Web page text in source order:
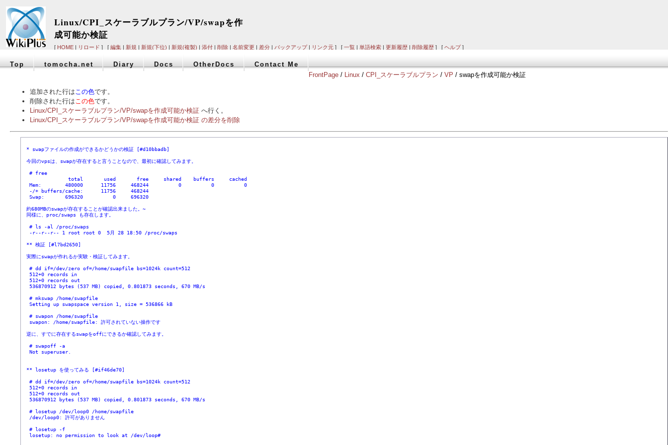
Linux/CPI_スケーラブルプラン/VP/swapを作
成可能か検証
[ HOME | リロード ] [ 編集 | 新規 | 新規(下位) | 新規(複製) | 添付 | 削除 | 名前変更 | 差分 | バックアップ| リンク元 ] [ 一覧 | 単語検索 | 更新履歴 | 削除履歴 ] [ ヘルプ]
Top tomocha.net Diary Docs OtherDocs
Contact Me
FrontPage / Linux / CPI_スケーラブルプラン / VP / swapを作成可能か検証
追加された行は この色です。
削除された行は この色です。
Linux/CPI_スケーラブルプラン/VP/swapを作成可能か検証 へ行く。
Linux/CPI_スケーラブルプラン/VP/swapを作成可能か検証 の差分を削除
* swapファイルの作成ができるかどうかの検証 [#d10bbadb]
今回のvpsは、swapが存在すると言うことなので、最初に確認してみます。
  # free
               total       used       free     shared    buffers     cached
  Mem:        480000      11756     468244          0          0          0
  -/+ buffers/cache:      11756     468244
  Swap:       696320          0     696320
約680MBのswapが存在することが確認出来ました。~
同様に、proc/swaps も存在します。
  # ls -al /proc/swaps
  -r--r--r-- 1 root root 0  5月 28 18:50 /proc/swaps
** 検証 [#l7bd2650]
実際にswapが作れるか実験・検証してみます。
  # dd if=/dev/zero of=/home/swapfile bs=1024k count=512
  512+0 records in
  512+0 records out
  536870912 bytes (537 MB) copied, 0.801873 seconds, 670 MB/s
  # mkswap /home/swapfile
  Setting up swapspace version 1, size = 536866 kB
  # swapon /home/swapfile
  swapon: /home/swapfile: 許可されていない操作です
逆に、すでに存在するswapをoffにできるか確認してみます。
  # swapoff -a
  Not superuser.
** losetup を使ってみる [#if46de70]
  # dd if=/dev/zero of=/home/swapfile bs=1024k count=512
  512+0 records in
  512+0 records out
  536870912 bytes (537 MB) copied, 0.801873 seconds, 670 MB/s
  # losetup /dev/loop0 /home/swapfile
  /dev/loop0: 許可がありません
  # losetup -f
  losetup: no permission to look at /dev/loop#